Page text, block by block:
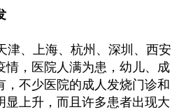
津、上海、杭州、深圳、西安
情，医院人满为患，幼儿、成
，不少医院的成人发烧门诊和
显上升，而且许多患者出现大